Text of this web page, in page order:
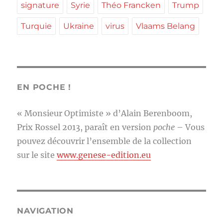
signature Syrie Théo Francken Trump
Turquie Ukraine virus Vlaams Belang
EN POCHE !
« Monsieur Optimiste » d’Alain Berenboom,
Prix Rossel 2013, paraît en version poche – Vous
pouvez découvrir l’ensemble de la collection
sur le sitewww.genese-edition.eu
NAVIGATION